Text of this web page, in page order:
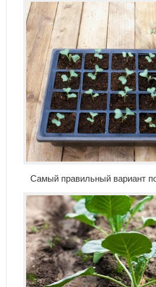
Самый правильный вариант